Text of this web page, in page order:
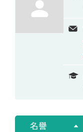
名譽